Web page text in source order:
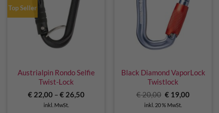
Top Seller
Austrialpin Rondo Selfie
Twist-Lock
€22,00– €26,50
inkl. MwSt.
Black Diamond VaporLock
Twistlock
€20,00 Ursprünglicher
Preis
war:
€ 19,00
inkl. 20 % MwSt.